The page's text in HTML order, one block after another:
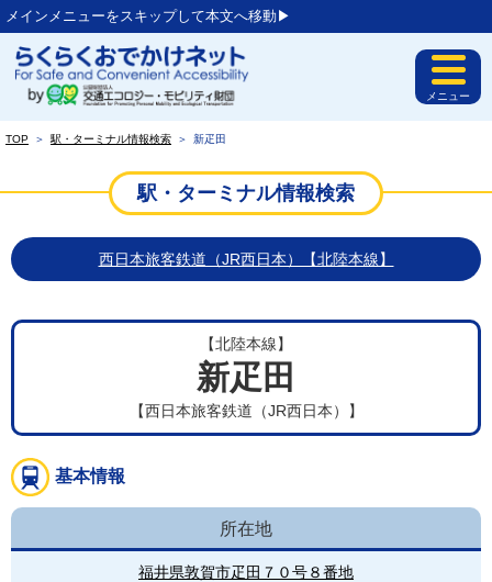
メインメニューをスキップして本文へ移動▶︎
メニュー
TOP ＞ 駅・ターミナル情報検索 ＞ 新疋田
駅・ターミナル情報検索
西日本旅客鉄道（JR西日本）【北陸本線】
【北陸本線】
新疋田
【西日本旅客鉄道（JR西日本）】
基本情報
所在地
福井県敦賀市疋田７０号８番地